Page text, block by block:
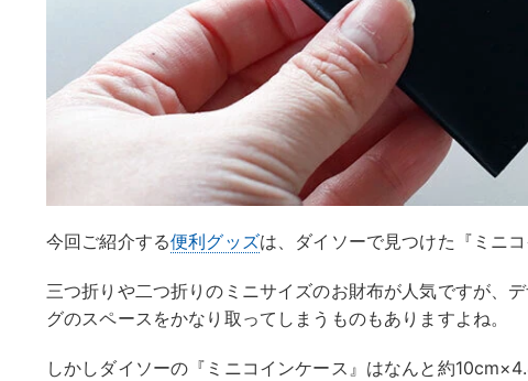
今回ご紹介する便利グッズは、ダイソーで見つけた『ミニコ
三つ折りや二つ折りのミニサイズのお財布が人気ですが、
グのスペースをかなり取ってしまうものもありますよね。
しかしダイソーの『ミニコインケース』はなんと約